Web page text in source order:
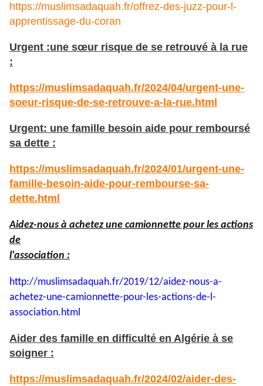
https://muslimsadaquah.fr/offrez-des-juzz-pour-l-
apprentissage-du-coran
Urgent :une sœur risque de se retrouvé à la rue
:
https://muslimsadaquah.fr/2024/04/urgent-une-
soeur-risque-de-se-retrouve-a-la-rue.html
Urgent: une famille besoin aide pour remboursé
sa dette :
https://muslimsadaquah.fr/2024/01/urgent-une-
famille-besoin-aide-pour-rembourse-sa-
dette.html
Aidez-nous à achetez une camionnette pour les actions
de
l'association :
http://muslimsadaquah.fr/2019/12/aidez-nous-a-
achetez-une-camionnette-pour-les-actions-de-l-
association.html
Aider des famille en difficulté en Algérie à se
soigner :
https://muslimsadaquah.fr/2024/02/aider-des-